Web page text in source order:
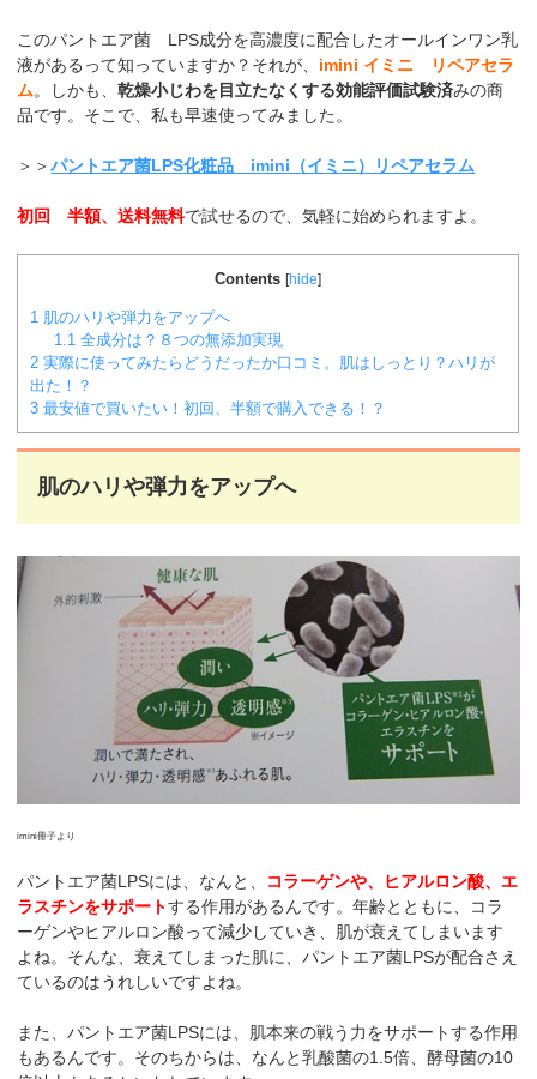
このパントエア菌 LPS成分を高濃度に配合したオールインワン乳
液があるって知っていますか？それが、 imini イミニ リペアセラ
ム。しかも、乾燥小じわを目立たなくする効能評価試験済みの商
品です。そこで、私も早速使ってみました。
＞＞パントエア菌LPS化粧品 imini（イミニ）リペアセラム
初回 半額、送料無料で試せるので、気軽に始められますよ。
Contents [hide]
1 肌のハリや弾力をアップへ
1.1 全成分は？８つの無添加実現
2 実際に使ってみたらどうだったか口コミ。肌はしっとり？ハリが
出た！？
3 最安値で買いたい！初回、半額で購入できる！？
肌のハリや弾力をアップへ
imini冊子より
パントエア菌LPSには、なんと、 コラーゲンや、ヒアルロン酸、エ
ラスチンをサポートする作用があるんです。年齢とともに、コラ
ーゲンやヒアルロン酸って減少していき、肌が衰えてしまいます
よね。そんな、衰えてしまった肌に、パントエア菌LPSが配合さえ
ているのはうれしいですよね。
また、パントエア菌LPSには、肌本来の戦う力をサポートする作用
もあるんです。そのちからは、なんと乳酸菌の1.5倍、酵母菌の10